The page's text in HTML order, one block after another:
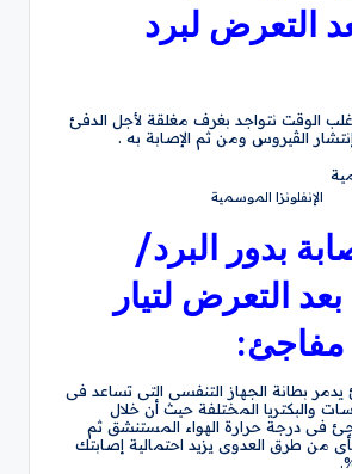
التعرض لبرد
الوقت نتواجد بغرف مغلقة لأجل الدفئ
الڤيروس ومن ثم الإصابة به .
الإنفلونزا الموسمية
بدور البرد/
بعد التعرض لتيار
مفاجئ:
يدمر بطانة الجهاز التنفسى التى تساعد فى
والبكتريا المختلفة حيث أن خلال
فى درجة حرارة الهواء المستنشق ثم
من طرق العدوى يزيد احتمالية إصابتك